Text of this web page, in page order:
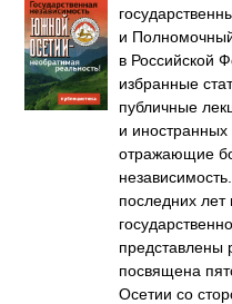
и
в Российской
избранные
публичные
и
отражающие
последних
представлены
посвящена
Осетии со